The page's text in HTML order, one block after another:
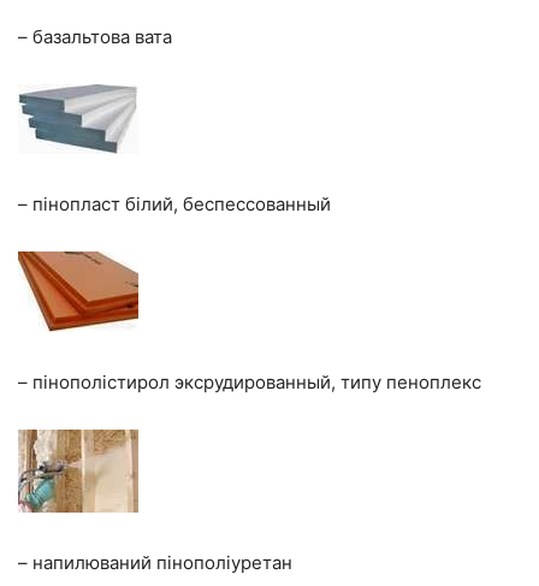
– базальтова вата
– пінопласт білий, беспессованный
– пінополістирол эксрудированный, типу пеноплекс
– напилюваний пінополіуретан